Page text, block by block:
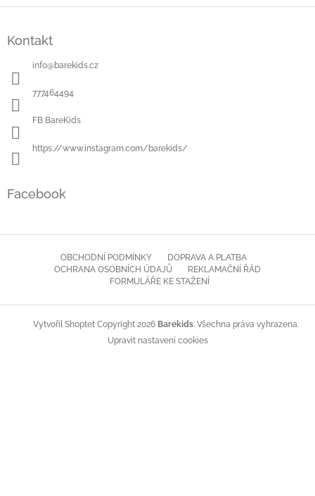
Kontakt
info@barekids.cz
777464494
FB BareKids
https://www.instagram.com/barekids/
Facebook
OBCHODNÍ PODMÍNKY
DOPRAVA A PLATBA
OCHRANA OSOBNÍCH ÚDAJŮ
REKLAMAČNÍ ŘÁD
FORMULÁŘE KE STAŽENÍ
Vytvořil Shoptet Copyright 2026 Barekids. Všechna práva vyhrazena.
Upravit nastavení cookies